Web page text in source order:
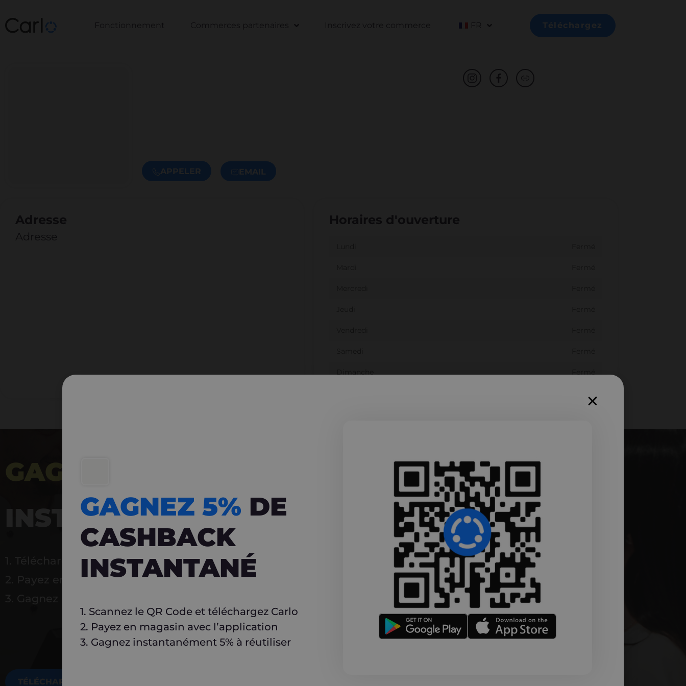
Fonctionnement Commerces partenaires Inscrivez votre commerce FR Téléchargez
APPELER EMAIL
Adresse
Adresse
Horaires d'ouverture
GAGNEZ 5%
INSTANTANÉ
1. Téléchargez Carlo
2. Payez en magasin avec l’application
TÉLÉCHARGEZ MAINTENANT
GAGNEZ 5% DE
CASHBACK
INSTANTANÉ
1. Scannez le QR Code et téléchargez Carlo
2. Payez en magasin avec l’application
3. Gagnez instantanément 5% à réutiliser